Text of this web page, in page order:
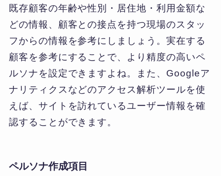
既存顧客の年齢や性別・居住地・利用金額な
どの情報、顧客との接点を持つ現場のスタッ
フからの情報を参考にしましょう。実在する
顧客を参考にすることで、より精度の高いペ
ルソナを設定できますよね。また、Googleア
ナリティクスなどのアクセス解析ツールを使
えば、サイトを訪れているユーザー情報を確
認することができます。
ペルソナ作成項目